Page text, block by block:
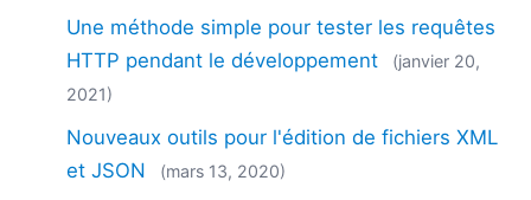
Une méthode simple pour tester les requêtes
HTTP pendant le développement
(janvier 20,
2021)
Nouveaux outils pour l'édition de fichiers XML
et JSON
(mars 13, 2020)